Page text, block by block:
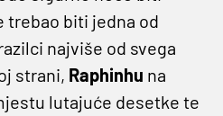
trebao biti jedna od
najviše od svega
strani, Raphinhu na
lutajuće desetke te